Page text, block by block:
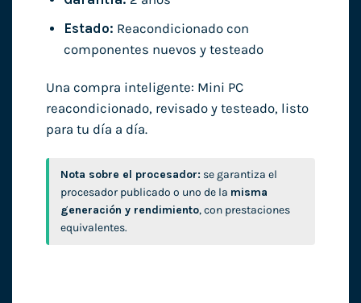
Estado: Reacondicionado con
componentes nuevos y testeado
Una compra inteligente: Mini PC
reacondicionado, revisado y testeado, listo
para tu día a día.
Nota sobre el procesador: se garantiza el
procesador publicado o uno de la misma
generación y rendimiento, con prestaciones
equivalentes.